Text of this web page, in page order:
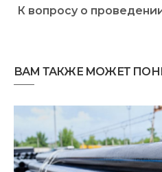
К вопросу о
ВАМ ТАКЖЕ МОЖЕТ